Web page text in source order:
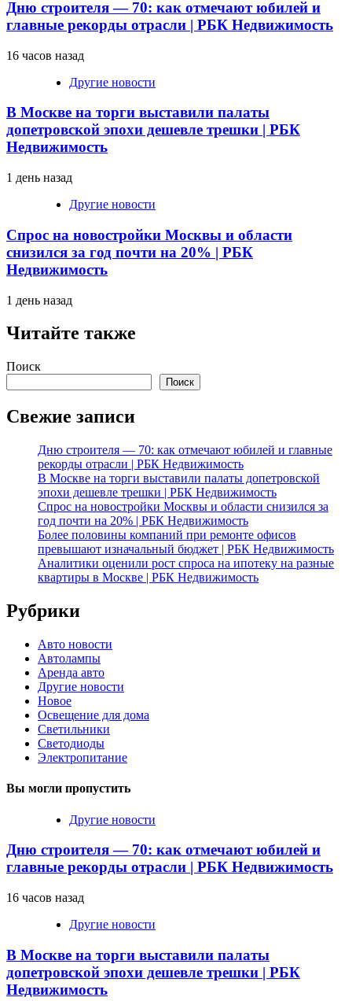
Дню строителя — 70: как отмечают юбилей и
главные рекорды отрасли | РБК Недвижимость
16 часов назад
Другие новости
В Москве на торги выставили палаты
допетровской эпохи дешевле трешки | РБК
Недвижимость
1 день назад
Другие новости
Спрос на новостройки Москвы и области
снизился за год почти на 20% | РБК
Недвижимость
1 день назад
Читайте также
Поиск
Поиск
Свежие записи
Дню строителя — 70: как отмечают юбилей и главные
рекорды отрасли | РБК Недвижимость
В Москве на торги выставили палаты допетровской
эпохи дешевле трешки | РБК Недвижимость
Спрос на новостройки Москвы и области снизился за
год почти на 20% | РБК Недвижимость
Более половины компаний при ремонте офисов
превышают изначальный бюджет | РБК Недвижимость
Аналитики оценили рост спроса на ипотеку на разные
квартиры в Москве | РБК Недвижимость
Рубрики
Авто новости
Автолампы
Аренда авто
Другие новости
Новое
Освещение для дома
Светильники
Светодиоды
Электропитание
Вы могли пропустить
Другие новости
Дню строителя — 70: как отмечают юбилей и
главные рекорды отрасли | РБК Недвижимость
16 часов назад
Другие новости
В Москве на торги выставили палаты
допетровской эпохи дешевле трешки | РБК
Недвижимость